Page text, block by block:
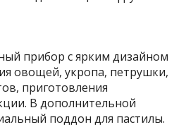
прибор с ярким дизайном
овощей, укропа, петрушки,
приготовления
В дополнительной
поддон для пастилы.